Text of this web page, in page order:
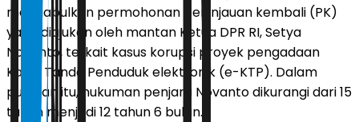
mengabulkan permohonan peninjauan kembali (PK)
yang diajukan oleh mantan Ketua DPR RI, Setya
Novanto, terkait kasus korupsi proyek pengadaan
Kartu Tanda Penduduk elektronik (e-KTP). Dalam
putusan itu, hukuman penjara Novanto dikurangi dari 15
tahun menjadi 12 tahun 6 bulan.